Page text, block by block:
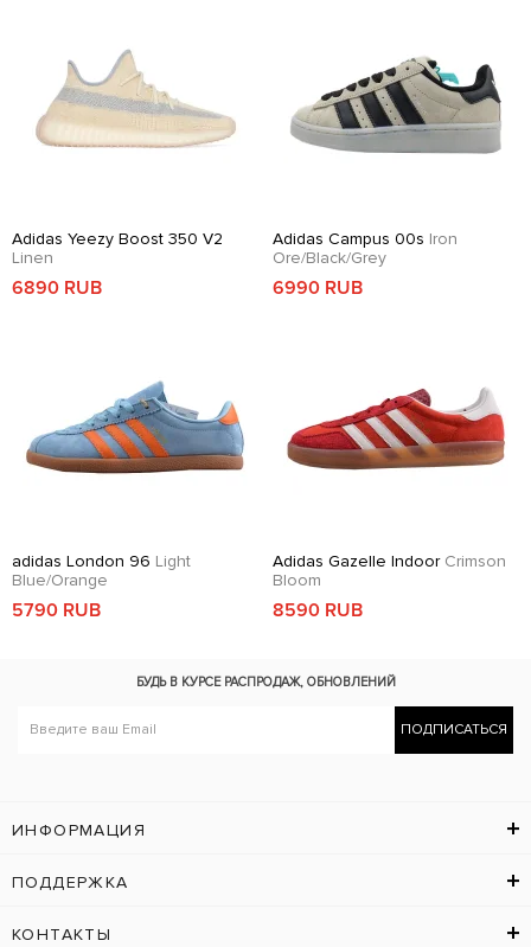
Adidas Yeezy Boost 350 V2
Linen
6890 RUB
Adidas Campus 00s Iron
Ore/Black/Grey
6990 RUB
adidas London 96 Light
Blue/Orange
5790 RUB
Adidas Gazelle Indoor Crimson
Bloom
8590 RUB
БУДЬ В КУРСЕ РАСПРОДАЖ, ОБНОВЛЕНИЙ
ПОДПИСАТЬСЯ
ИНФОРМАЦИЯ
ПОДДЕРЖКА
КОНТАКТЫ